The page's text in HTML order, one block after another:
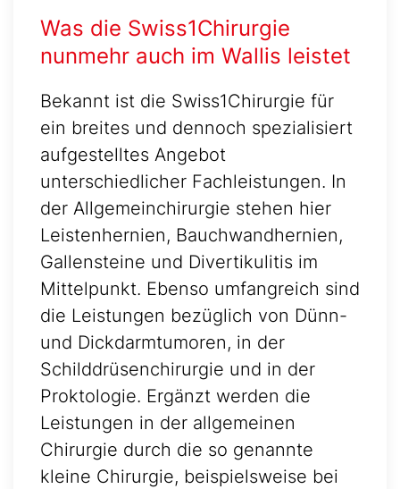
Was die Swiss1Chirurgie
nunmehr auch im Wallis leistet
Bekannt ist die Swiss1Chirurgie für
ein breites und dennoch spezialisiert
aufgestelltes Angebot
unterschiedlicher Fachleistungen. In
der Allgemeinchirurgie stehen hier
Leistenhernien, Bauchwandhernien,
Gallensteine und Divertikulitis im
Mittelpunkt. Ebenso umfangreich sind
die Leistungen bezüglich von Dünn-
und Dickdarmtumoren, in der
Schilddrüsenchirurgie und in der
Proktologie. Ergänzt werden die
Leistungen in der allgemeinen
Chirurgie durch die so genannte
kleine Chirurgie, beispielsweise bei